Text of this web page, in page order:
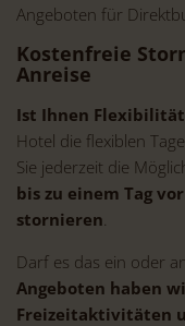
Angeboten für
Kostenfreie
Anreise
Ist Ihnen
Hotel die flexiblen
Sie jederzeit die
bis zu einem Tag
stornieren
Darf es das ein oder
Angeboten haben
Freizeitaktivitäten